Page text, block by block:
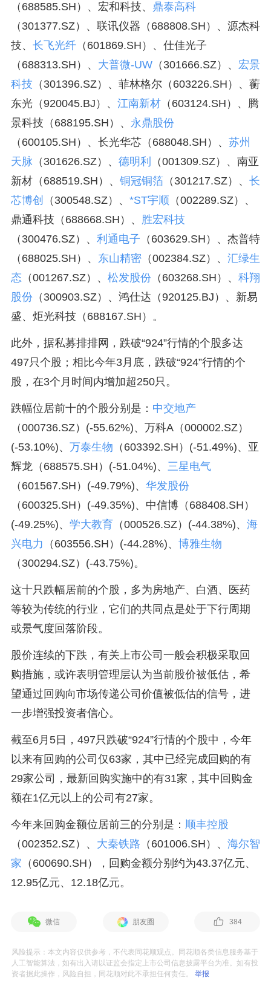
（688585.SH）、宏和科技、 鼎泰高科
（301377.SZ）、联讯仪器（688808.SH）、源杰科
技、 长飞光纤（601869.SH）、仕佳光子
（688313.SH）、 大普微-UW（301666.SZ）、 宏景
科技 （301396.SZ）、菲林格尔（603226.SH）、蘅
东光（920045.BJ）、 江南新材（603124.SH）、腾
景科技（688195.SH）、 永鼎股份
（600105.SH）、长光华芯（688048.SH）、 苏州
天脉（301626.SZ）、 德明利
（001309.SZ）、南亚
新材（688519.SH）、 铜冠铜箔（301217.SZ）、 长
芯博创
（300548.SZ）、 *ST宇顺 （002289.SZ）、
鼎通科技（688668.SH）、 胜宏科技
（300476.SZ）、 利通电子 （603629.SH）、杰普特
（688025.SH）、 东山精密（002384.SZ）、 汇绿生
态 （001267.SZ）、 松发股份（603268.SH）、 科翔
股份（300903.SZ）、鸿仕达（920125.BJ）、新易
盛、炬光科技（688167.SH）。
此外，据私募排排网，跌破“924”行情的个股多达
497只个股；相比今年3月底，跌破“924”行情的个
股，在3个月时间内增加超250只。
跌幅位居前十的个股分别是： 中交地产
（000736.SZ）(-55.62%)、万科A（000002.SZ）
(-53.10%)、 万泰生物 （603392.SH）(-51.49%)、亚
辉龙（688575.SH）(-51.04%)、 三星电气
（601567.SH）(-49.79%)、 华发股份
（600325.SH）(-49.35%)、中信博（688408.SH）
(-49.25%)、 学大教育 （000526.SZ）(-44.38%)、 海
兴电力 （603556.SH）(-44.28%)、 博雅生物
（300294.SZ）(-43.75%)。
这十只跌幅居前的个股，多为房地产、白酒、医药
等较为传统的行业，它们的共同点是处于下行周期
或景气度回落阶段。
股价连续的下跌，有关上市公司一般会积极采取回
购措施，或许表明管理层认为当前股价被低估，希
望通过回购向市场传递公司价值被低估的信号，进
一步增强投资者信心。
截至6月5日，497只跌破“924”行情的个股中，今年
以来有回购的公司仅63家，其中已经完成回购的有
29家公司，最新回购实施中的有31家，其中回购金
额在1亿元以上的公司有27家。
今年来回购金额位居前三的分别是： 顺丰控股
（002352.SZ）、 大秦铁路 （601006.SH）、 海尔智
家 （600690.SH），回购金额分别约为43.37亿元、
12.95亿元、12.18亿元。
微信 朋友圈 384
风险提示：本文内容仅供参考，不代表同花顺观点。同花顺各类信息服务基于
人工智能算法，如有出入请以证监会指定上市公司信息披露平台为准。如有投
资者据此操作，风险自担，同花顺对此不承担任何责任。举报